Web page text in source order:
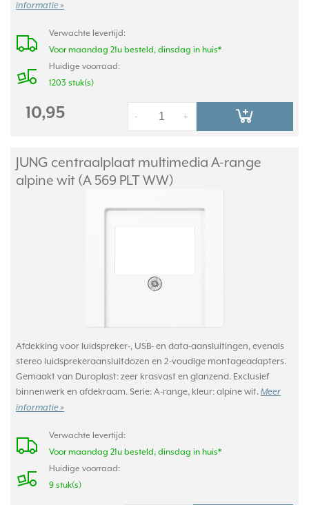
informatie »
Verwachte levertijd:
Voor maandag 21u besteld, dinsdag in huis*
Huidige voorraad:
1203 stuk(s)
10,95 +
-
JUNG centraalplaat multimedia A-range
alpine wit (A 569 PLT WW)
Afdekking voor luidspreker-, USB- en data-aansluitingen, evenals
stereo luidsprekeraansluitdozen en 2-voudige montageadapters.
Gemaakt van Duroplast: zeer krasvast en glanzend. Exclusief
binnenwerk en afdekraam. Serie: A-range, kleur: alpine wit. Meer
informatie »
Verwachte levertijd:
Voor maandag 21u besteld, dinsdag in huis*
Huidige voorraad:
9 stuk(s)